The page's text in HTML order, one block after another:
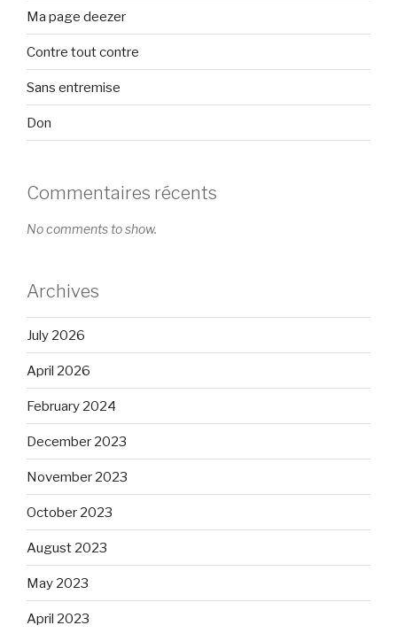
Ma page deezer
Contre tout contre
Sans entremise
Don
Commentaires récents
No comments to show.
Archives
July 2026
April 2026
February 2024
December 2023
November 2023
October 2023
August 2023
May 2023
April 2023